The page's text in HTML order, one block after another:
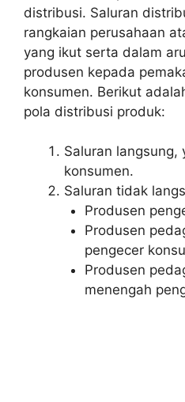
distribusi. Saluran
rangkaian perusahaan
yang ikut serta dalam
produsen kepada
konsumen. Berikut
pola distribusi produk:
Saluran langsung,
konsumen.
Saluran tidak
Produsen
Produsen
pengecer
Produsen
menengah